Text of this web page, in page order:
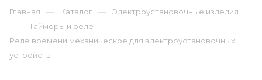
Главная — Каталог — Электроустановочные изделия
— Таймеры и реле —
Реле времени механическое для электроустановочных
устройств